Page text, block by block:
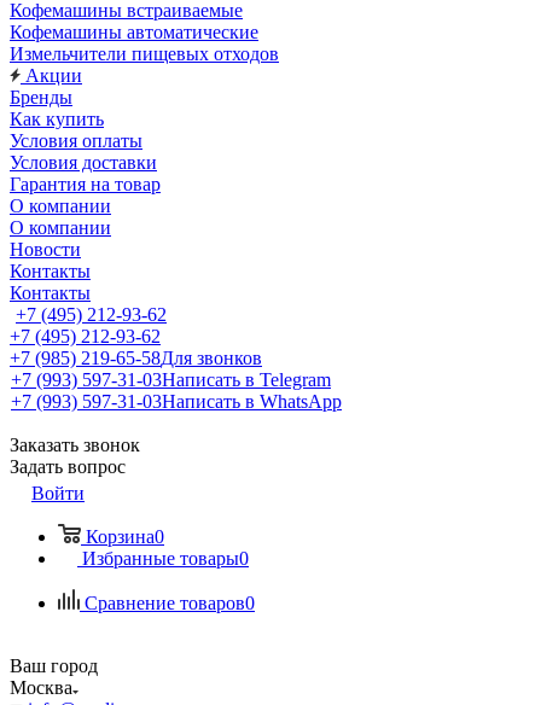
Кофемашины встраиваемые
Кофемашины автоматические
Измельчители пищевых отходов
Акции
Бренды
Как купить
Условия оплаты
Условия доставки
Гарантия на товар
О компании
О компании
Новости
Контакты
Контакты
+7 (495) 212-93-62
+7 (495) 212-93-62
+7 (985) 219-65-58Для звонков
+7 (993) 597-31-03Написать в Telegram
+7 (993) 597-31-03Написать в WhatsApp
Заказать звонок
Задать вопрос
Войти
Корзина0
Избранные товары0
Сравнение товаров0
Ваш город
Москва